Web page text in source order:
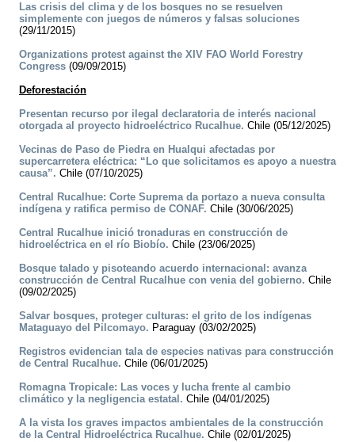
Las crisis del clima y de los bosques no se resuelven
simplemente con juegos de números y falsas soluciones
(29/11/2015)
Organizations protest against the XIV FAO World Forestry
Congress (09/09/2015)
Deforestación
Presentan recurso por ilegal declaratoria de interés nacional
otorgada al proyecto hidroeléctrico Rucalhue. Chile (05/12/2025)
Vecinas de Paso de Piedra en Hualqui afectadas por
supercarretera eléctrica: “Lo que solicitamos es apoyo a nuestra
causa”. Chile (07/10/2025)
Central Rucalhue: Corte Suprema da portazo a nueva consulta
indígena y ratifica permiso de CONAF. Chile (30/06/2025)
Central Rucalhue inició tronaduras en construcción de
hidroeléctrica en el río Biobío. Chile (23/06/2025)
Bosque talado y pisoteando acuerdo internacional: avanza
construcción de Central Rucalhue con venia del gobierno. Chile
(09/02/2025)
Salvar bosques, proteger culturas: el grito de los indígenas
Mataguayo del Pilcomayo. Paraguay (03/02/2025)
Registros evidencian tala de especies nativas para construcción
de Central Rucalhue. Chile (06/01/2025)
Romagna Tropicale: Las voces y lucha frente al cambio
climático y la negligencia estatal. Chile (04/01/2025)
A la vista los graves impactos ambientales de la construcción
de la Central Hidroeléctrica Rucalhue. Chile (02/01/2025)